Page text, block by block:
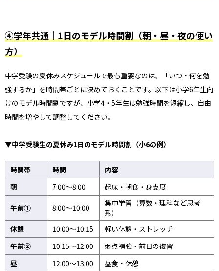
④学年共通｜1日のモデル時間割（朝・昼・夜の使い
方）
中学受験の夏休みスケジュールで最も重要なのは、「いつ・何を勉
強するか」を時間帯ごとに決めておくことです。以下は小学6年生向
けのモデル時間割ですが、小学4・5年生は勉強時間を短縮し、自由
時間を増やして調整してください。
▼中学受験生の夏休み1日のモデル時間割（小6の例）
時間帯 時間
内容
朝
7:00〜8:00 起床・朝食・身支度
午前① 8:00〜10:00
集中学習（算数・理科など思考
系）
休憩
10:00〜10:15
軽い休憩・ストレッチ
午前②
10:15〜12:00
弱点補強・前日の復習
昼
12:00〜13:00 昼食・休憩